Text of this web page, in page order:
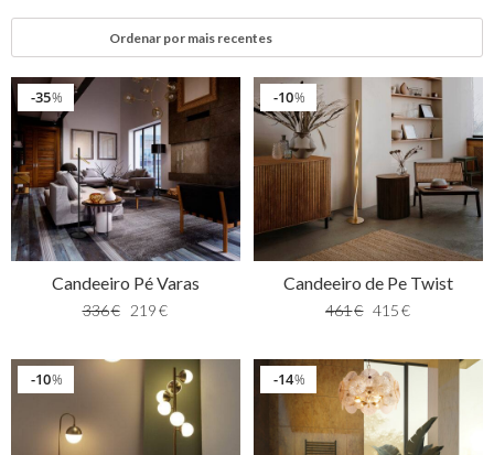
%
35
Candeeiro Pé Varas
336€ 219€
%
10
Candeeiro de Pe Twist
461€ 415 €
%
10 %
14